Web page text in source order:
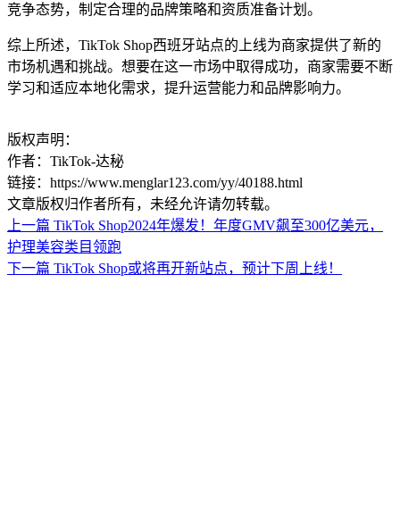
竞争态势，制定合理的品牌策略和资质准备计划。
综上所述，TikTok Shop西班牙站点的上线为商家提供了新的
市场机遇和挑战。想要在这一市场中取得成功，商家需要不断
学习和适应本地化需求，提升运营能力和品牌影响力。
版权声明：
作者：TikTok-达秘
链接：https://www.menglar123.com/yy/40188.html
文章版权归作者所有，未经允许请勿转载。
上一篇 TikTok Shop2024年爆发！年度GMV飙至300亿美元，
护理美容类目领跑
下一篇 TikTok Shop或将再开新站点，预计下周上线！